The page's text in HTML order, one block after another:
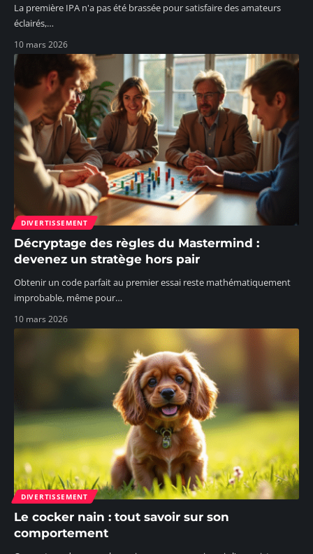
La première IPA n'a pas été brassée pour satisfaire des amateurs
éclairés,…
10 mars 2026
DIVERTISSEMENT
Décryptage des règles du Mastermind :
devenez un stratège hors pair
Obtenir un code parfait au premier essai reste mathématiquement
improbable, même pour…
10 mars 2026
DIVERTISSEMENT
Le cocker nain : tout savoir sur son
comportement